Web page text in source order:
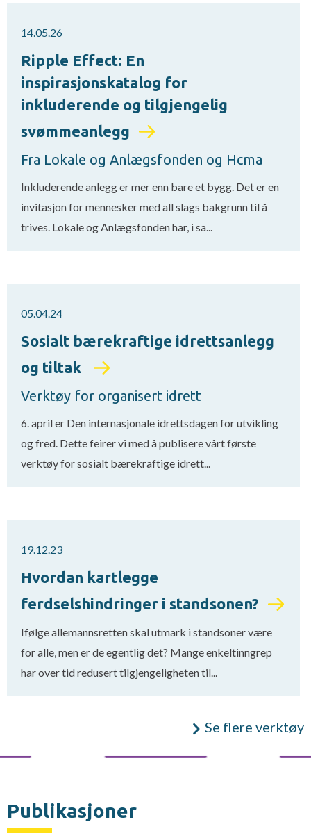
14.05.26
Ripple Effect: En
inspirasjonskatalog for
inkluderende og tilgjengelig
svømmeanlegg
Fra Lokale og Anlægsfonden og Hcma
Inkluderende anlegg er mer enn bare et bygg. Det er en
invitasjon for mennesker med all slags bakgrunn til å
trives. Lokale og Anlægsfonden har, i sa...
05.04.24
Sosialt bærekraftige idrettsanlegg
og tiltak
Verktøy for organisert idrett
6. april er Den internasjonale idrettsdagen for utvikling
og fred. Dette feirer vi med å publisere vårt første
verktøy for sosialt bærekraftige idrett...
19.12.23
Hvordan kartlegge
ferdselshindringer i standsonen?
Ifølge allemannsretten skal utmark i standsoner være
for alle, men er de egentlig det? Mange enkeltinngrep
har over tid redusert tilgjengeligheten til...
Se flere verktøy
Publikasjoner